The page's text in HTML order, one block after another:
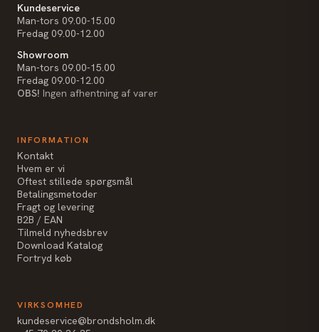
Kundeservice
Man-tors 09.00-15.00
Fredag 09.00-12.00
Showroom
Man-tors 09.00-15.00
Fredag 09.00-12.00
OBS! Ingen afhentning af varer
INFORMATION
Kontakt
Hvem er vi
Oftest stillede spørgsmål
Betalingsmetoder
Fragt og levering
B2B / EAN
Tilmeld nyhedsbrev
Download Katalog
Fortryd køb
VIRKSOMHED
kundeservice@brondsholm.dk